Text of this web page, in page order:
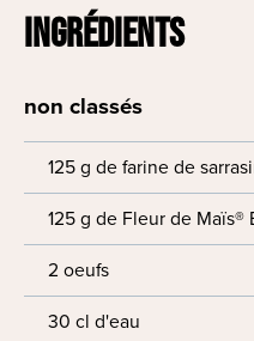
INGRÉDIENTS
non classés
125 g de farine de
125 g de Fleur de Maïs®
2 oeufs
30 cl d'eau